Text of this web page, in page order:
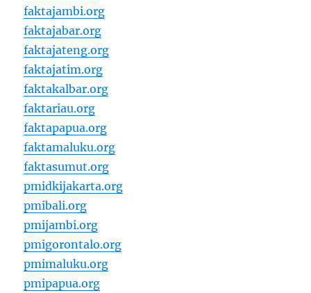
faktajambi.org
faktajabar.org
faktajateng.org
faktajatim.org
faktakalbar.org
faktariau.org
faktapapua.org
faktamaluku.org
faktasumut.org
pmidkijakarta.org
pmibali.org
pmijambi.org
pmigorontalo.org
pmimaluku.org
pmipapua.org